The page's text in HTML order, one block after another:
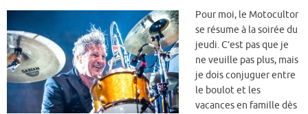
Pour moi, le Motocultor
se résume à la soirée du
jeudi. C’est pas que je
ne veuille pas plus, mais
je dois conjuguer entre
le boulot et les
vacances en famille dès